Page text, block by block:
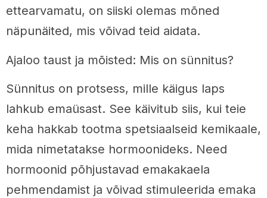
ettearvamatu, on siiski olemas mõned
näpunäited, mis võivad teid aidata.
Ajaloo taust ja mõisted: Mis on sünnitus?
Sünnitus on protsess, mille käigus laps
lahkub emaüsast. See käivitub siis, kui teie
keha hakkab tootma spetsiaalseid kemikaale,
mida nimetatakse hormoonideks. Need
hormoonid põhjustavad emakakaela
pehmendamist ja võivad stimuleerida emaka